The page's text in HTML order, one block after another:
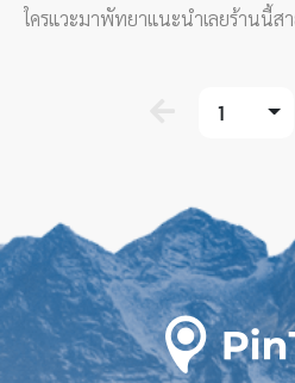
ใครแวะมาพัทยาแนะนำเลยร้านนี้ส
ปอะ ใครชอบสไต์เขาใหญ่ ร้านนี้คือใ
1